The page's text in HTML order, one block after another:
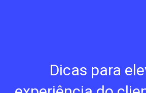
Dicas para